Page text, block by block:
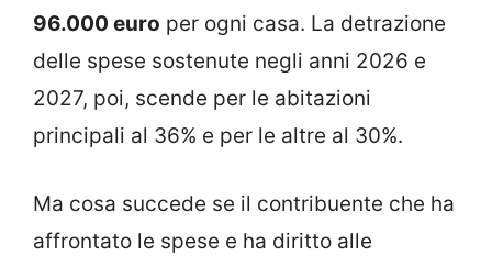
96.000 euro per ogni casa. La detrazione
delle spese sostenute negli anni 2026 e
2027, poi, scende per le abitazioni
principali al 36% e per le altre al 30%.
Ma cosa succede se il contribuente che ha
affrontato le spese e ha diritto alle